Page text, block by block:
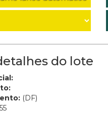
do lote
(DF)